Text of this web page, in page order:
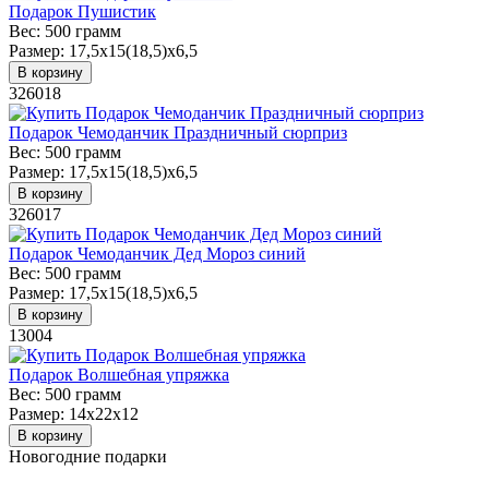
Подарок Пушистик
Вес: 500 грамм
Размер: 17,5х15(18,5)х6,5
В корзину
326018
Подарок Чемоданчик Праздничный сюрприз
Вес: 500 грамм
Размер: 17,5х15(18,5)х6,5
В корзину
326017
Подарок Чемоданчик Дед Мороз синий
Вес: 500 грамм
Размер: 17,5х15(18,5)х6,5
В корзину
13004
Подарок Волшебная упряжка
Вес: 500 грамм
Размер: 14х22х12
В корзину
Новогодние подарки